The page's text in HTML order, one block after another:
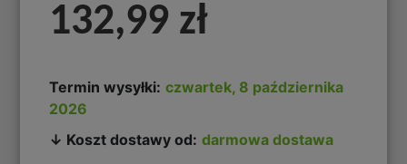
132,99 zł
Termin wysyłki: czwartek, 8 października
2026
↓ Koszt dostawy od: darmowa dostawa